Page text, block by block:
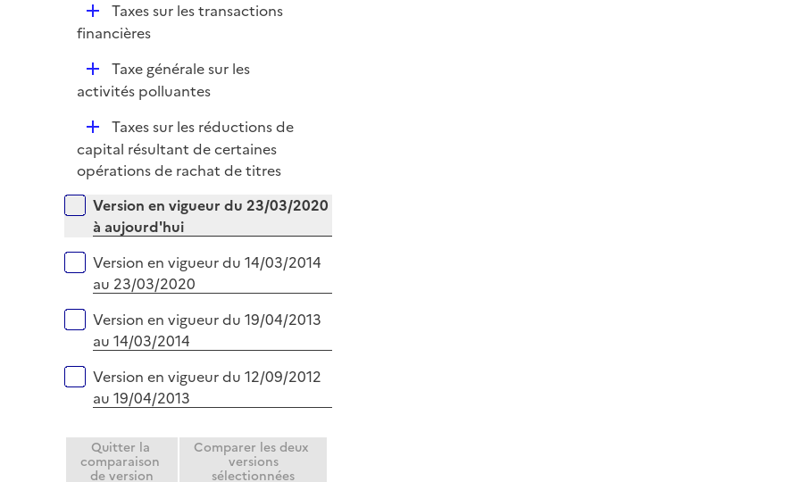
D
é
i
r
Taxes sur les transactions
financières
D
é
i
e
r
Taxe générale sur les
activités polluantes
D
é
p
i
e
r
Taxes sur les réductions de
capital résultant de certaines
opérations de rachat de titres
Versions sur la période
Version en vigueur du 23/03/2020
à aujourd'hui
Version en vigueur du 14/03/2014
au 23/03/2020
Version en vigueur du 19/04/2013
au 14/03/2014
Version en vigueur du 12/09/2012
au 19/04/2013
Quitter la
comparaison
de version
Comparer les deux
versions
sélectionnées